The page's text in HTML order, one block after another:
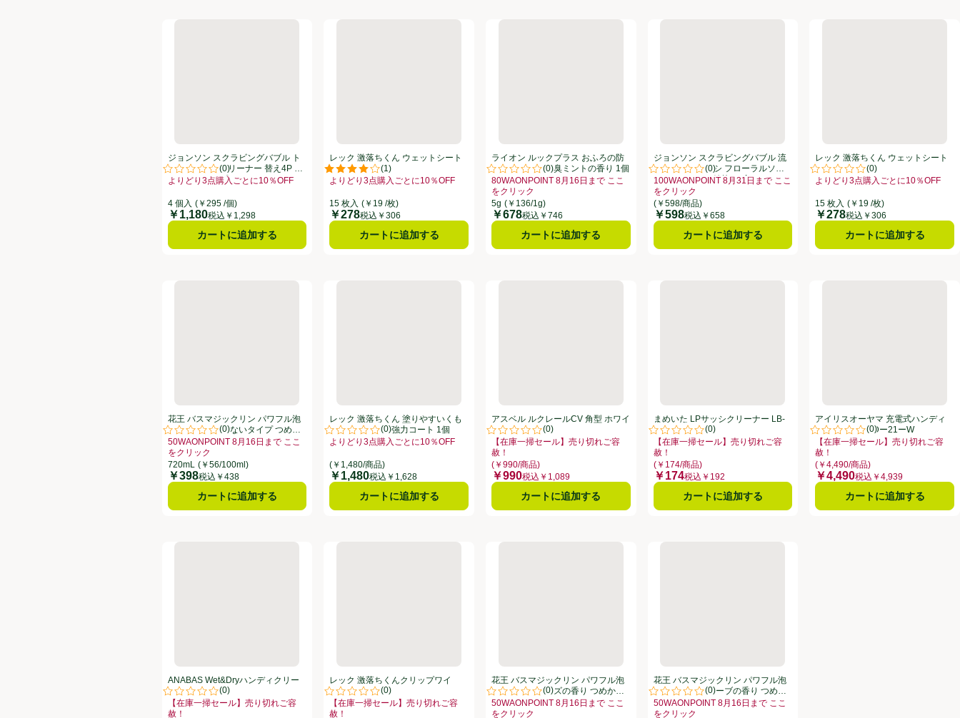
ジョンソン スクラビングバブル トイレスタンプクリーナー 替え4P フレッシュソープ 38g x 4
(0)
評価は0件のレビューで5点中0.0点。
ジョンソン スクラビングバブル ト
イレスタンプクリーナー 替え4P フ
レッシュソープ 38g x 4
よりどり3点購入ごとに10％OFF
お買い得品名：よりどり3点購入ごとに10％OFF、、クリックしてこのオファーのある全商品リストを表示
4 個入 (￥295 /個)
価格
￥1,180税込￥1,298
カートに追加する
レック 激落ちくん ウェットシート 網戸用 15枚
(1)
評価は1件のレビューで5点中4.0点。
レック 激落ちくん ウェットシート
網戸用 15枚
よりどり3点購入ごとに10％OFF
お買い得品名：よりどり3点購入ごとに10％OFF、、クリックしてこのオファーのある全商品リストを表示
15 枚入 (￥19 /枚)
価格
￥278税込￥306
カートに追加する
ライオン ルックプラス おふろの防カビくん煙剤 消臭ミントの香り 1個
(0)
評価は0件のレビューで5点中0.0点。
ライオン ルックプラス おふろの防
カビくん煙剤 消臭ミントの香り 1個
80WAONPOINT 8月16日まで ここ
をクリック
お買い得品名：80WAONPOINT 8月16日まで ここをクリック、、クリックしてこのオファーのある全商品リストを表示
5g (￥136/1g)
価格
￥678税込￥746
カートに追加する
ジョンソン スクラビングバブル 流せるトイレブラシ フローラル
(0)
評価は0件のレビューで5点中0.0点。
ジョンソン スクラビングバブル 流
せるトイレブラシ フローラルソー
プの香り 本体+付替4コ入り
100WAONPOINT 8月31日まで ここ
をクリック
お買い得品名：100WAONPOINT 8月31日まで ここをクリック、、クリックし
(￥598/商品)
価格
￥598税込￥658
カートに追加する
レック 激落ちくん ウェット
(0)
評価は0件のレビューで5点中0.0
レック 激落ちくん ウェットシート
窓用 15枚
よりどり3点購入ごとに10％OFF
15 枚入 (￥19 /枚)
価格
￥278税込￥306
カートに追加する
花王 バスマジックリン パワフル泡洗浄 香りが残らないタイプ つめかえ用 720ml
(0)
評価は0件のレビューで5点中0.0点。
花王 バスマジックリン パワフル泡
洗浄 香りが残らないタイプ つめか
え用 720ml
50WAONPOINT 8月16日まで ここ
をクリック
お買い得品名：50WAONPOINT 8月16日まで ここをクリック、、クリックしてこのオファーのある全商品リストを表示
720mL (￥56/100ml)
価格
￥398税込￥438
カートに追加する
レック 激落ちくん 塗りやすいくもり止めリキッド 強力コート 1個
(0)
評価は0件のレビューで5点中0.0点。
レック 激落ちくん 塗りやすいくも
り止めリキッド 強力コート 1個
よりどり3点購入ごとに10％OFF
お買い得品名：よりどり3点購入ごとに10％OFF、、クリックしてこのオファーのある全商品リストを表示
(￥1,480/商品)
価格
￥1,480税込￥1,628
カートに追加する
アスベル ルクレールCV 角型 ホワイト 1個
(0)
評価は0件のレビューで5点中0.0点。
アスベル ルクレールCV 角型 ホワイ
ト 1個
【在庫一掃セール】売り切れご容
赦！
お買い得品名：【在庫一掃セール】売り切れご容赦！、、クリックしてこのオファーのある全商品リストを表示
(￥990/商品)
価格
￥990税込￥1,089
カートに追加する
まめいた LPサッシクリーナー LB-328
(0)
評価は0件のレビューで5点中0.0点。
まめいた LPサッシクリーナー LB-
328
【在庫一掃セール】売り切れご容
赦！
お買い得品名：【在庫一掃セール】売り切れご容赦！、、クリックしてこのオ
(￥174/商品)
価格
￥174税込￥192
カートに追加する
アイリスオーヤマ 充電式ハン
(0)
評価は0件のレビューで5点中0.0
アイリスオーヤマ 充電式ハンディ
クリーナー HCDー21ーW
【在庫一掃セール】売り切れご容
赦！
お買い得品名：【在庫一掃セール】
(￥4,490/商品)
価格
￥4,490税込￥4,939
カートに追加する
ANABAS Wet&Dryハンディクリーナー SSC80
(0)
評価は0件のレビューで5点中0.0点。
ANABAS Wet&Dryハンディクリー
ナー SSC80
【在庫一掃セール】売り切れご容
赦！
レック 激落ちくんクリップワイパー ジョイント
(0)
評価は0件のレビューで5点中0.0点。
レック 激落ちくんクリップワイ
パー ジョイント
【在庫一掃セール】売り切れご容
赦！
花王 バスマジックリン パワフル泡洗浄 アロマローズの香り つめかえ用 720ml
(0)
評価は0件のレビューで5点中0.0点。
花王 バスマジックリン パワフル泡
洗浄 アロマローズの香り つめかえ
用 720ml
50WAONPOINT 8月16日まで ここ
をクリック
花王 バスマジックリン パワフル泡洗浄 グリーンハーブの香り つ
(0)
評価は0件のレビューで5点中0.0点。
花王 バスマジックリン パワフル泡
洗浄 グリーンハーブの香り つめか
え用 720ml
50WAONPOINT 8月16日まで ここ
をクリック